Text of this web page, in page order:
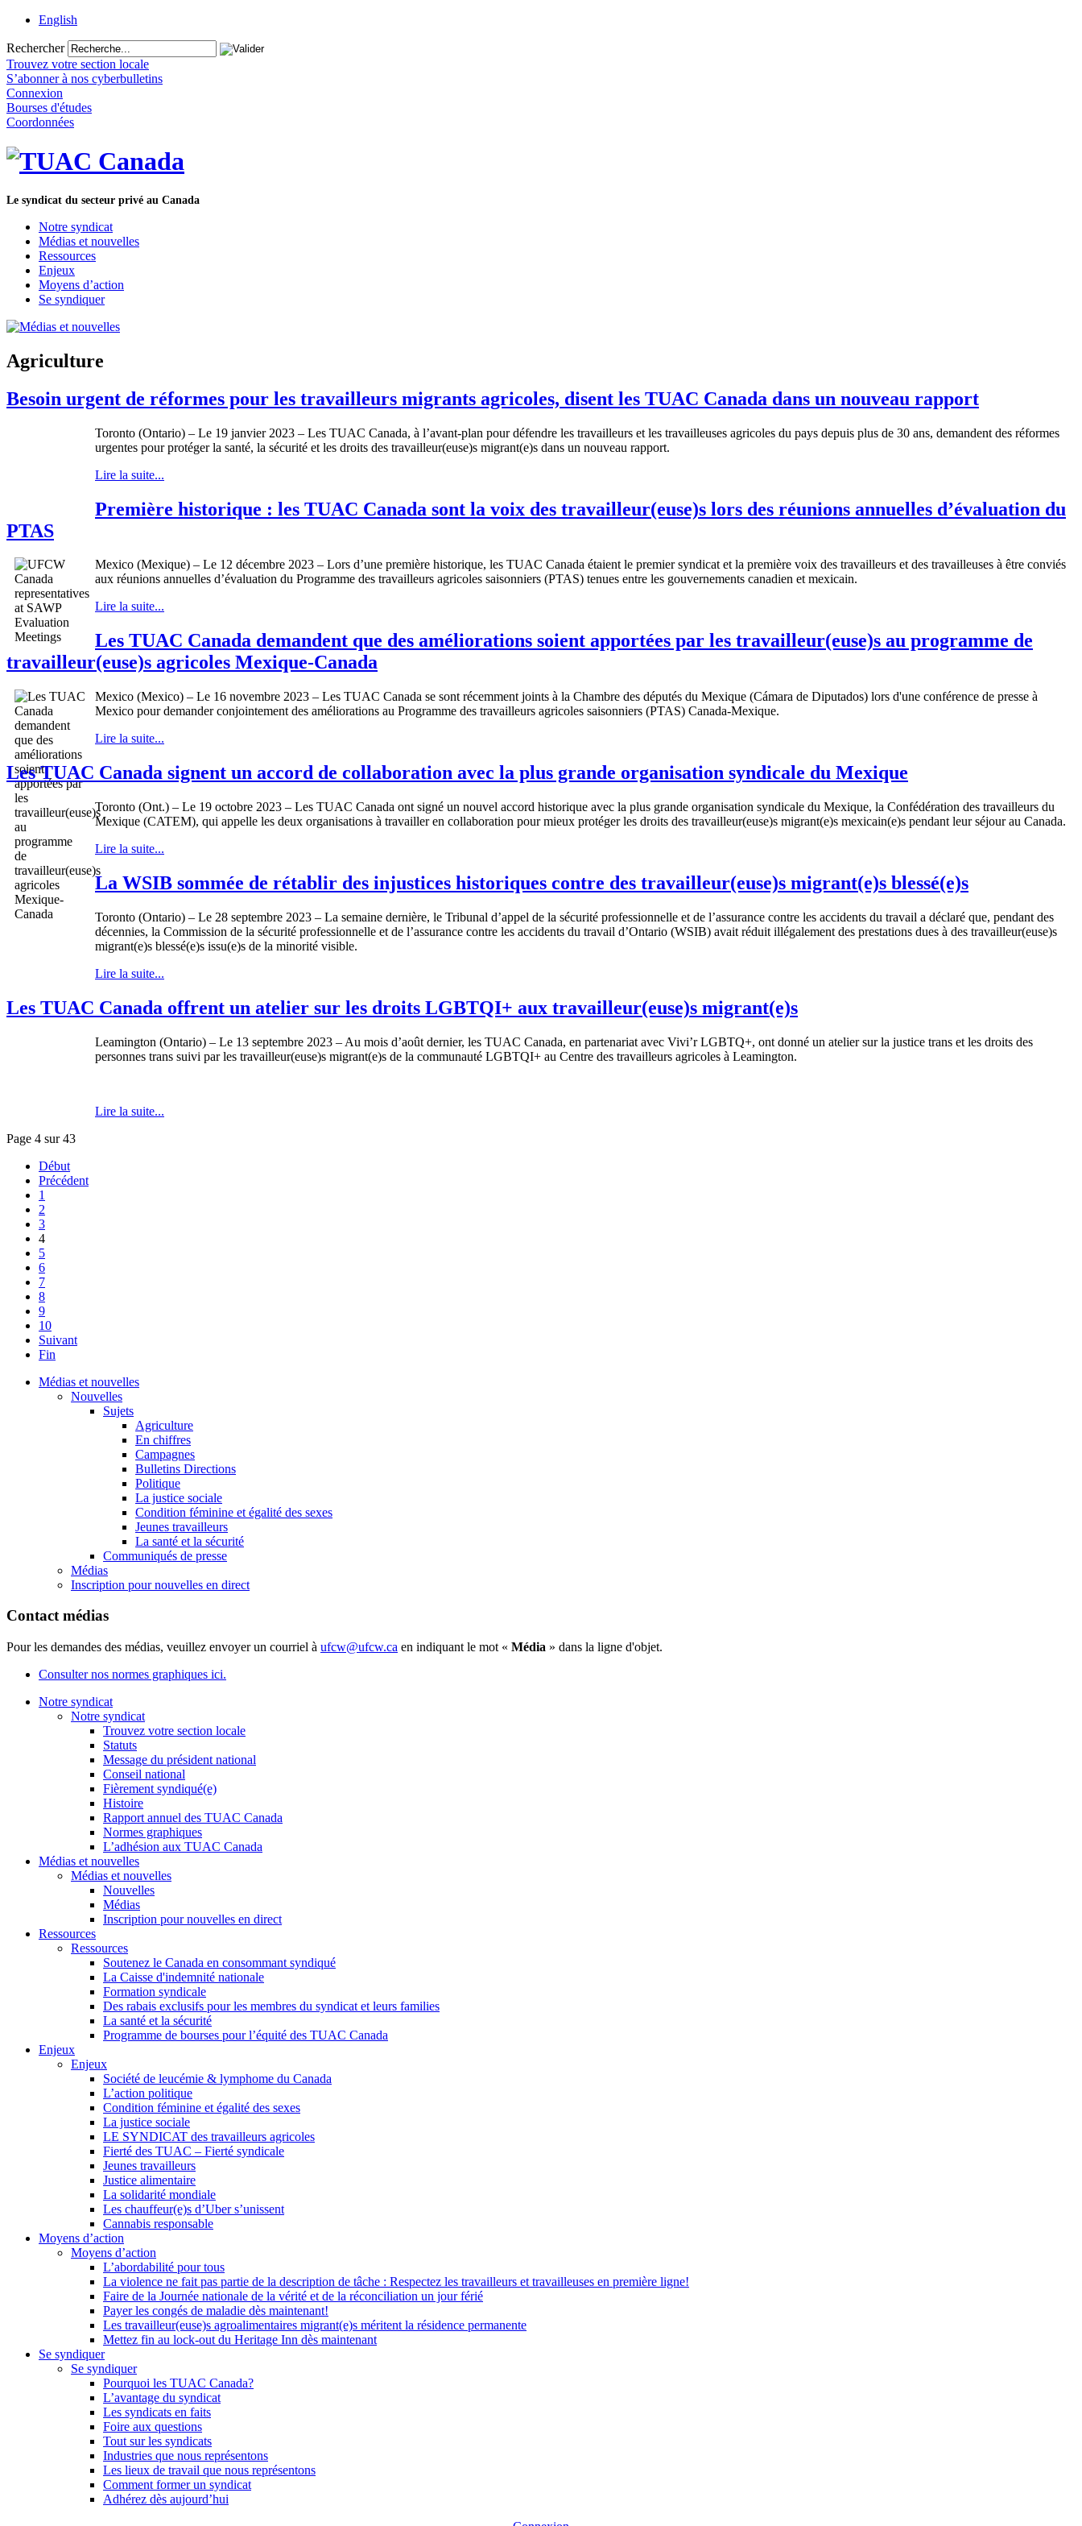
English
Rechercher
Trouvez votre section locale
S’abonner à nos cyberbulletins
Connexion
Bourses d'études
Coordonnées
Le syndicat du secteur privé au Canada
Notre syndicat
Médias et nouvelles
Ressources
Enjeux
Moyens d’action
Se syndiquer
Agriculture
Besoin urgent de réformes pour les travailleurs migrants agricoles, disent les TUAC Canada dans un nouveau rapport
Toronto (Ontario) – Le 19 janvier 2023 – Les TUAC Canada, à l’avant-plan pour défendre les travailleurs et les travailleuses agricoles du pays depuis plus de 30 ans, demandent des réformes
urgentes pour protéger la santé, la sécurité et les droits des travailleur(euse)s migrant(e)s dans un nouveau rapport.
Lire la suite...
Première historique : les TUAC Canada sont la voix des travailleur(euse)s lors des réunions annuelles d’évaluation du
PTAS
Mexico (Mexique) – Le 12 décembre 2023 – Lors d’une première historique, les TUAC Canada étaient le premier syndicat et la première voix des travailleurs et des travailleuses à être conviés
aux réunions annuelles d’évaluation du Programme des travailleurs agricoles saisonniers (PTAS) tenues entre les gouvernements canadien et mexicain.
Lire la suite...
Les TUAC Canada demandent que des améliorations soient apportées par les travailleur(euse)s au programme de
travailleur(euse)s agricoles Mexique-Canada
Mexico (Mexico) – Le 16 novembre 2023 – Les TUAC Canada se sont récemment joints à la Chambre des députés du Mexique (Cámara de Diputados) lors d'une conférence de presse à
Mexico pour demander conjointement des améliorations au Programme des travailleurs agricoles saisonniers (PTAS) Canada-Mexique.
Lire la suite...
Les TUAC Canada signent un accord de collaboration avec la plus grande organisation syndicale du Mexique
Toronto (Ont.) – Le 19 octobre 2023 – Les TUAC Canada ont signé un nouvel accord historique avec la plus grande organisation syndicale du Mexique, la Confédération des travailleurs du
Mexique (CATEM), qui appelle les deux organisations à travailler en collaboration pour mieux protéger les droits des travailleur(euse)s migrant(e)s mexicain(e)s pendant leur séjour au Canada.
Lire la suite...
La WSIB sommée de rétablir des injustices historiques contre des travailleur(euse)s migrant(e)s blessé(e)s
Toronto (Ontario) – Le 28 septembre 2023 – La semaine dernière, le Tribunal d’appel de la sécurité professionnelle et de l’assurance contre les accidents du travail a déclaré que, pendant des
décennies, la Commission de la sécurité professionnelle et de l’assurance contre les accidents du travail d’Ontario (WSIB) avait réduit illégalement des prestations dues à des travailleur(euse)s
migrant(e)s blessé(e)s issu(e)s de la minorité visible.
Lire la suite...
Les TUAC Canada offrent un atelier sur les droits LGBTQI+ aux travailleur(euse)s migrant(e)s
Leamington (Ontario) – Le 13 septembre 2023 – Au mois d’août dernier, les TUAC Canada, en partenariat avec Vivi’r LGBTQ+, ont donné un atelier sur la justice trans et les droits des
personnes trans suivi par les travailleur(euse)s migrant(e)s de la communauté LGBTQI+ au Centre des travailleurs agricoles à Leamington.
Lire la suite...
Page 4 sur 43
Début
Précédent
1
2
3
4
5
6
7
8
9
10
Suivant
Fin
Médias et nouvelles
Nouvelles
Sujets
Agriculture
En chiffres
Campagnes
Bulletins Directions
Politique
La justice sociale
Condition féminine et égalité des sexes
Jeunes travailleurs
La santé et la sécurité
Communiqués de presse
Médias
Inscription pour nouvelles en direct
Contact médias
Pour les demandes des médias, veuillez envoyer un courriel à ufcw@ufcw.ca en indiquant le mot « Média » dans la ligne d'objet.
Consulter nos normes graphiques ici.
Notre syndicat
Notre syndicat
Trouvez votre section locale
Statuts
Message du président national
Conseil national
Fièrement syndiqué(e)
Histoire
Rapport annuel des TUAC Canada
Normes graphiques
L’adhésion aux TUAC Canada
Médias et nouvelles
Médias et nouvelles
Nouvelles
Médias
Inscription pour nouvelles en direct
Ressources
Ressources
Soutenez le Canada en consommant syndiqué
La Caisse d'indemnité nationale
Formation syndicale
Des rabais exclusifs pour les membres du syndicat et leurs families
La santé et la sécurité
Programme de bourses pour l’équité des TUAC Canada
Enjeux
Enjeux
Société de leucémie & lymphome du Canada
L’action politique
Condition féminine et égalité des sexes
La justice sociale
LE SYNDICAT des travailleurs agricoles
Fierté des TUAC – Fierté syndicale
Jeunes travailleurs
Justice alimentaire
La solidarité mondiale
Les chauffeur(e)s d’Uber s’unissent
Cannabis responsable
Moyens d’action
Moyens d’action
L’abordabilité pour tous
La violence ne fait pas partie de la description de tâche : Respectez les travailleurs et travailleuses en première ligne!
Faire de la Journée nationale de la vérité et de la réconciliation un jour férié
Payer les congés de maladie dès maintenant!
Les travailleur(euse)s agroalimentaires migrant(e)s méritent la résidence permanente
Mettez fin au lock-out du Heritage Inn dès maintenant
Se syndiquer
Se syndiquer
Pourquoi les TUAC Canada?
L’avantage du syndicat
Les syndicats en faits
Foire aux questions
Tout sur les syndicats
Industries que nous représentons
Les lieux de travail que nous représentons
Comment former un syndicat
Adhérez dès aujourd’hui